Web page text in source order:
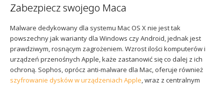
Zabezpiecz swojego Maca
Malware dedykowany dla systemu Mac OS X nie jest tak
powszechny jak warianty dla Windows czy Android, jednak jest
prawdziwym, rosnącym zagrożeniem. Wzrost ilości komputerów i
urządzeń przenośnych Apple, każe zastanowić się co dalej z ich
ochroną. Sophos, oprócz anti-malware dla Mac, oferuje również
szyfrowanie dysków w urządzeniach Apple, wraz z centralnym